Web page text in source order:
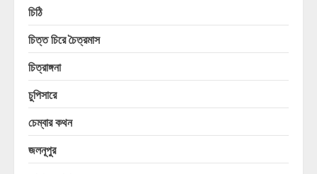
চিঠি
চিত্ত চিরে চৈত্রমাস
চিত্রাঙ্গনা
চুপিসারে
চেম্বার কথন
জলনূপুর